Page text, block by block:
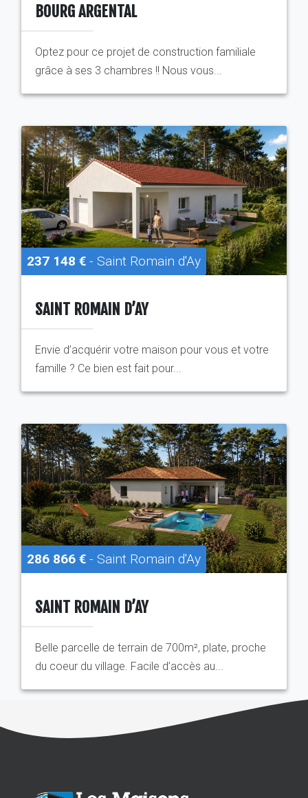
BOURG ARGENTAL
Optez pour ce projet de construction familiale
grâce à ses 3 chambres !! Nous vous...
237 148 € - Saint Romain d'Ay
SAINT ROMAIN D’AY
Envie d’acquérir votre maison pour vous et votre
famille ? Ce bien est fait pour...
286 866 € - Saint Romain d'Ay
SAINT ROMAIN D’AY
Belle parcelle de terrain de 700m², plate, proche
du coeur du village. Facile d’accès au...